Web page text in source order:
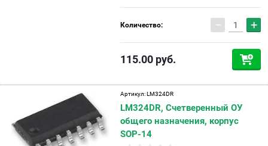
Количество: − +
115.00 руб.
Артикул:LM324DR
LM324DR, Счетверенный ОУ
общего назначения, корпус
SOP-14